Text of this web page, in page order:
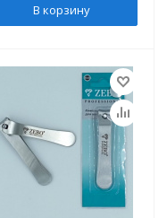
В корзину